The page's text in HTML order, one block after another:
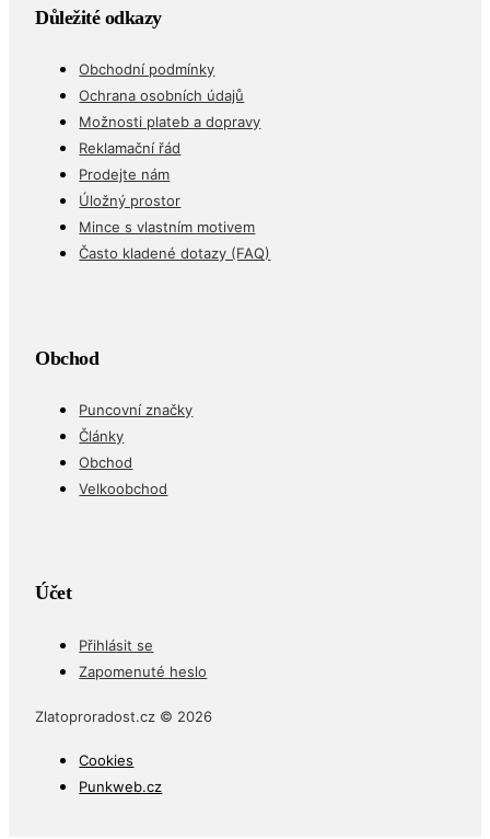
Důležité odkazy
Obchodní podmínky
Ochrana osobních údajů
Možnosti plateb a dopravy
Reklamační řád
Prodejte nám
Úložný prostor
Mince s vlastním motivem
Často kladené dotazy (FAQ)
Obchod
Puncovní značky
Články
Obchod
Velkoobchod
Účet
Přihlásit se
Zapomenuté heslo
Zlatoproradost.cz © 2026
Cookies
Punkweb.cz